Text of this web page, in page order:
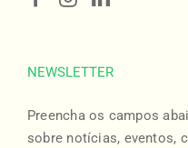
NEWSLETTER
Preencha os campos
sobre notícias, eventos,